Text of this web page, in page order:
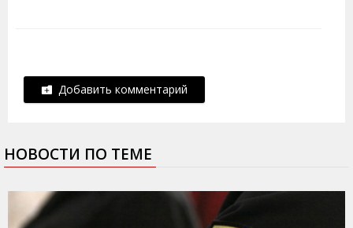
Добавить комментарий
НОВОСТИ ПО ТЕМЕ